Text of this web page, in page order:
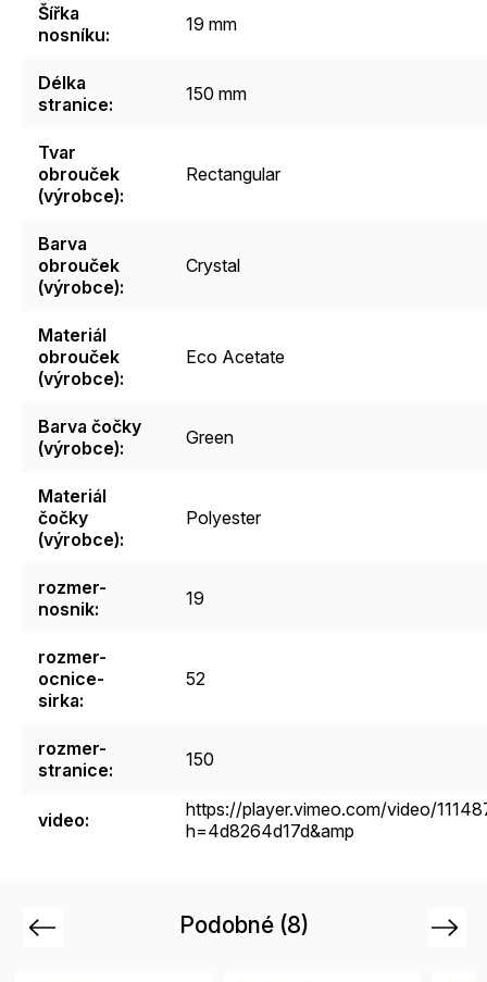
Šířka
nosníku: 19 mm
Délka
stranice: 150 mm
Tvar
obrouček
(výrobce):
Rectangular
Barva
obrouček
(výrobce):
Crystal
Materiál
obrouček
(výrobce):
Eco Acetate
Barva čočky
(výrobce): Green
Materiál
čočky
(výrobce):
Polyester
rozmer-
nosnik: 19
rozmer-
ocnice-
sirka:
52
rozmer-
stranice: 150
video:
https://player.vimeo.com/video/
h=4d8264d17d&amp
Podobné (8)
Previous Next